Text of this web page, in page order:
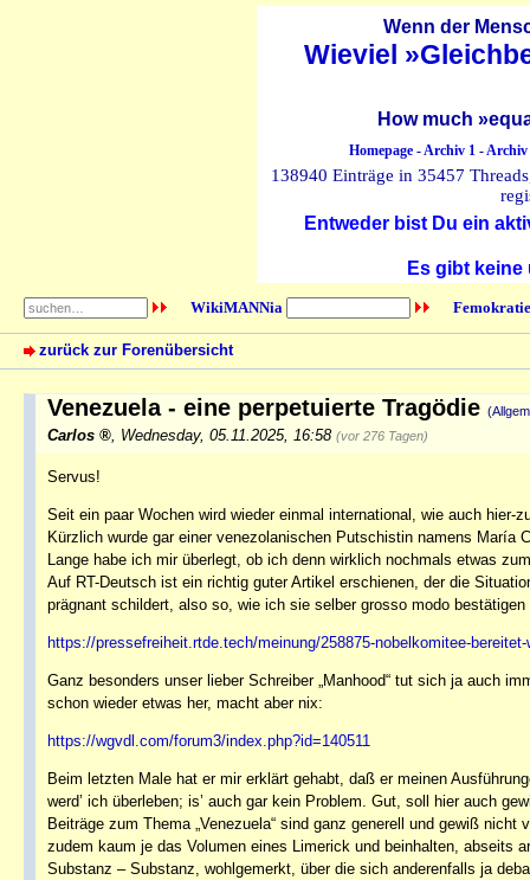
Wenn der
Wieviel
How much
Homepage-Archiv 1-Archiv
138940 Einträge in 35457
Entweder bist Du ein
Es gibt
WikiMANNia
zurück zur Forenübersicht
Venezuela - eine perpetuierte Tragödie
Carlos Wednesday, 05.11.2025, 16:58 (vor 276 Tagen)
Servus!
Seit ein paar Wochen wird wieder einmal international, wie auch hier-
Kürzlich wurde gar einer venezolanischen Putschistin namens María
Lange habe ich mir überlegt, ob ich denn wirklich nochmals etwas
Auf RT-Deutsch ist ein richtig guter Artikel erschienen, der die
prägnant schildert, also so, wie ich sie selber grosso modo bestätigen
https://pressefreiheit.rtde.tech/meinung/258875-nobelkomitee-
Ganz besonders unser lieber Schreiber „Manhood“ tut sich ja auch
schon wieder etwas her, macht aber nix:
https://wgvdl.com/forum3/index.php?id=140511
Beim letzten Male hat er mir erklärt gehabt, daß er meinen
werd’ ich überleben; is’ auch gar kein Problem. Gut, soll hier auch
Beiträge zum Thema „Venezuela“ sind ganz generell und gewiß
zudem kaum je das Volumen eines Limerick und beinhalten, abseits
Substanz – Substanz, wohlgemerkt, über die sich anderenfalls ja